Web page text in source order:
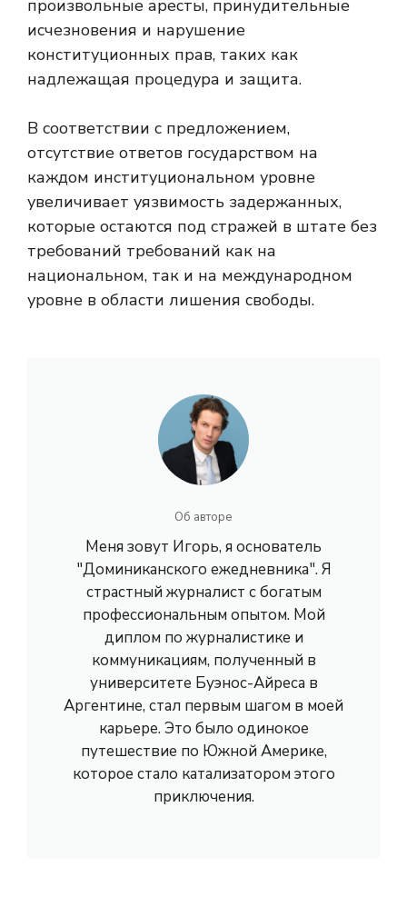
произвольные аресты, принудительные
исчезновения и нарушение
конституционных прав, таких как
надлежащая процедура и защита.
В соответствии с предложением,
отсутствие ответов государством на
каждом институциональном уровне
увеличивает уязвимость задержанных,
которые остаются под стражей в штате без
требований требований как на
национальном, так и на международном
уровне в области лишения свободы.
Об авторе
Меня зовут Игорь, я основатель
"Доминиканского ежедневника". Я
страстный журналист с богатым
профессиональным опытом. Мой
диплом по журналистике и
коммуникациям, полученный в
университете Буэнос-Айреса в
Аргентине, стал первым шагом в моей
карьере. Это было одинокое
путешествие по Южной Америке,
которое стало катализатором этого
приключения.